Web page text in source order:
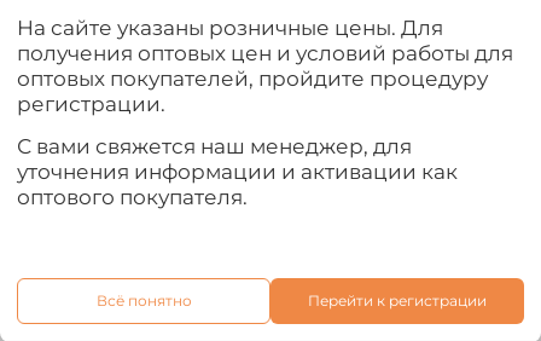
Сезонность
Демисезонный
Звуковой датчик фонаря
нет
Статус карточки
На сайте указаны розничные цены. Для
получения оптовых цен и условий работы для
оптовых покупателей, пройдите процедуру
регистрации.
С вами свяжется наш менеджер, для
уточнения информации и активации как
оптового покупателя.
Всё понятно Перейти к регистрации